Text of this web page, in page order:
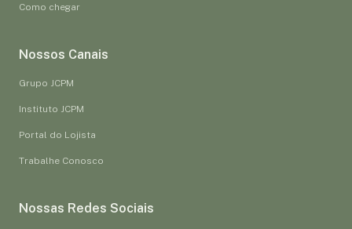
Como chegar
Nossos Canais
Grupo JCPM
Instituto JCPM
Portal do Lojista
Trabalhe Conosco
Nossas Redes Sociais